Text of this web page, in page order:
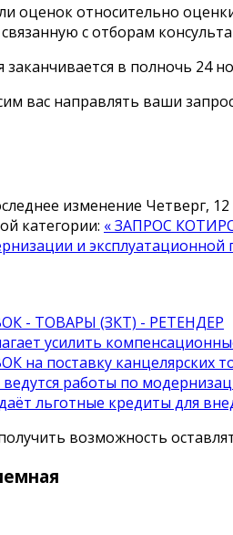
оценок относительно
с отборам
в полночь 24
вас направлять ваши
изменение Четверг,
категории: « ЗАПРОС
и эксплуатационной
- ТОВАРЫ (ЗКТ) - РЕТЕНДЕР
усилить
на поставку канцелярских
работы по
льготные кредиты для
возможность